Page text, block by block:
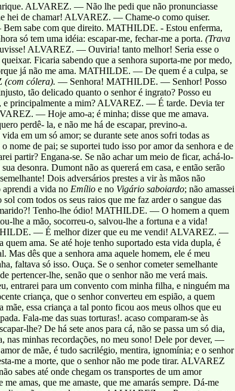
ALVAREZ. — Não lhe pedi que não pronunciasse
hei de chamar! ALVAREZ. — Chame-o como quiser.
sabe com que direito. MATHILDE. - Estou enferma,
só tem uma idéia: escapar-me, fechar-me a porta. (Trava
ALVAREZ. — Ouviria! tanto melhor! Seria esse o
Ficaria sabendo que a senhora suporta-me por medo,
já não me ama. MATHILDE. — De quem é a culpa, se
(com cólera). — Senhora! MATHILDE. — Senhor! Posso
tão delicado quanto o senhor é ingrato? Posso eu
e principalmente a mim? ALVAREZ. — É tarde. Devia ter
— Hoje amo-a; é minha; disse que me amava.
perdê- la, e não me há de escapar, previno-a.
em um só amor; se durante sete anos sofri todas as
de pai; se suportei tudo isso por amor da senhora e de
partir? Engana-se. Se não achar um meio de ficar, achá-lo-
desonra. Dumont não as quererá em casa, e então serão
Dois adversários prestes a vir às mãos não
a vida no Emílio e no Vigário saboiardo; não amassei
com todos os seus raios que me faz arder o sangue das
Tenho-lhe ódio! MATHILDE. — O homem a quem
a mão, socorreu-o, salvou-lhe a fortuna e a vida!
— É melhor dizer que eu me vendi! ALVAREZ. —
ama. Se até hoje tenho suportado esta vida dupla, é
Mas dês que a senhora ama aquele homem, ele é meu
faltava só isso. Ouça. Se o senhor cometer semelhante
pertencer-lhe, senão que o senhor não me verá mais.
entrarei para um convento com minha filha, e ninguém ma
criança, que o senhor converteu em espião, a quem
essa criança a tal ponto ficou aos meus olhos que eu
Fala-me das suas torturas!. acaso comparam-se às
lhe? De há sete anos para cá, não se passa um só dia,
nas minhas recordações, no meu sono! Dele por dever, —
de mãe, é tudo sacrilégio, mentira, ignomínia; e o senhor
me a morte, que o senhor não me pode tirar. ALVAREZ
sabes até onde chegam os transportes de um amor
amas, que me amaste, que me amarás sempre. Dá-me